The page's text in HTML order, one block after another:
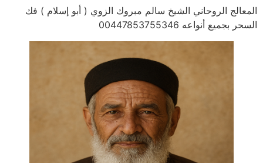
المعالج الروحاني الشيخ سالم مبروك الزوي ( أبو إسلام ) فك
السحر بجميع أنواعه 00447853755346